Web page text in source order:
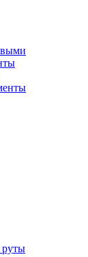
руты